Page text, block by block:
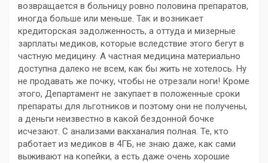
возвращается в больницу ровно половина препаратов,
иногда больше или меньше. Так и возникает
кредиторская задолженность, а оттуда и мизерные
зарплаты медиков, которые вследствие этого бегут в
частную медицину. А частная медицина материально
доступна далеко не всем, как бы жить не хотелось. Ну
не продавать же почку, чтобы не отрезали ноги! Кроме
этого, Департамент не закупает в положенные сроки
препараты для льготников и поэтому они не получены,
а деньги неизвестно в какой бездонной бочке
исчезают. С анализами вакханалия полная. Те, кто
работает из медиков в 4ГБ, не знаю даже, как сами
выживают на копейки, а есть даже очень хорошие